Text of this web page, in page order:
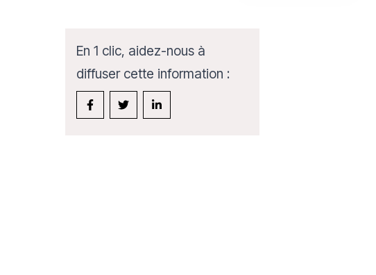
En 1 clic, aidez-nous à
diffuser cette information :